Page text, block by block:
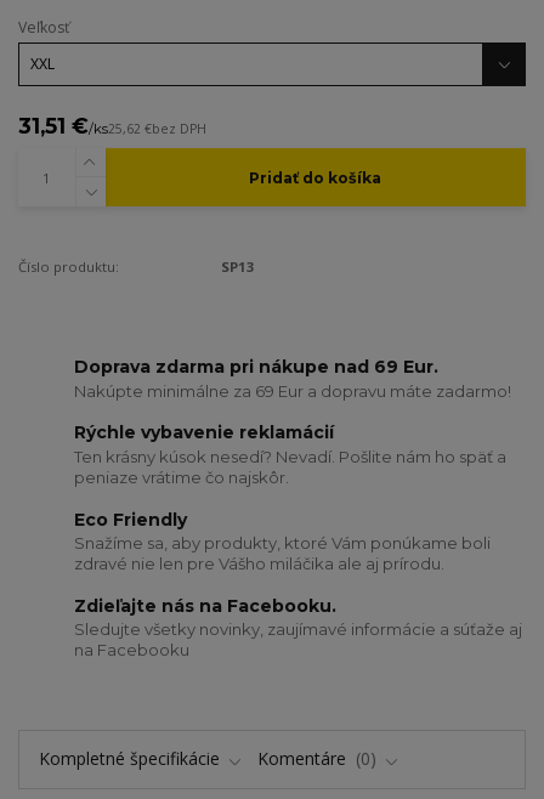
Veľkosť
31,51 €/ks25,62 €bez DPH
Pridať do košíka
Číslo produktu: SP13
Doprava zdarma pri nákupe nad 69 Eur.
Nakúpte minimálne za 69 Eur a dopravu máte zadarmo!
Rýchle vybavenie reklamácií
Ten krásny kúsok nesedí? Nevadí. Pošlite nám ho späť a
peniaze vrátime čo najskôr.
Eco Friendly
Snažíme sa, aby produkty, ktoré Vám ponúkame boli
zdravé nie len pre Vášho miláčika ale aj prírodu.
Zdieľajte nás na Facebooku.
Sledujte všetky novinky, zaujímavé informácie a súťaže aj
na Facebooku
Kompletné špecifikácie Komentáre 0